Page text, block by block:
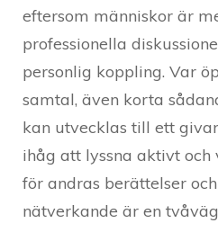
eftersom människor är
professionella
personlig koppling. Var
samtal, även korta
kan utvecklas till ett
ihåg att lyssna aktivt och
för andras berättelser
nätverkande är en